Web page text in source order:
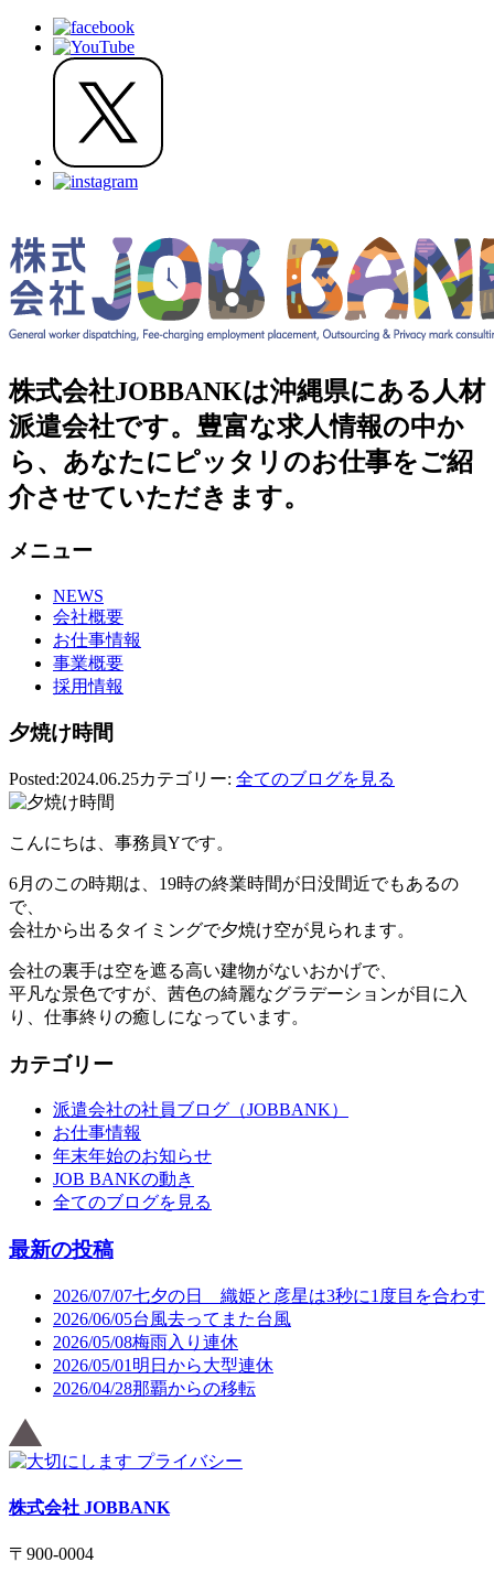
株式会社JOBBANKは沖縄県にある人材
派遣会社です。豊富な求人情報の中か
ら、あなたにピッタリのお仕事をご紹
介させていただきます。
メニュー
NEWS
会社概要
お仕事情報
事業概要
採用情報
夕焼け時間
Posted:2024.06.25カテゴリー: 全てのブログを見る
こんにちは、事務員Yです。
6月のこの時期は、19時の終業時間が日没間近でもあるの
で、
会社から出るタイミングで夕焼け空が見られます。
会社の裏手は空を遮る高い建物がないおかげで、
平凡な景色ですが、茜色の綺麗なグラデーションが目に入
り、仕事終りの癒しになっています。
カテゴリー
派遣会社の社員ブログ（JOBBANK）
お仕事情報
年末年始のお知らせ
JOB BANKの動き
全てのブログを見る
最新の投稿
2026/07/07七夕の日 織姫と彦星は3秒に1度目を合わす
2026/06/05台風去ってまた台風
2026/05/08梅雨入り連休
2026/05/01 明日から大型連休
2026/04/28那覇からの移転
株式会社 JOBBANK
〒900-0004